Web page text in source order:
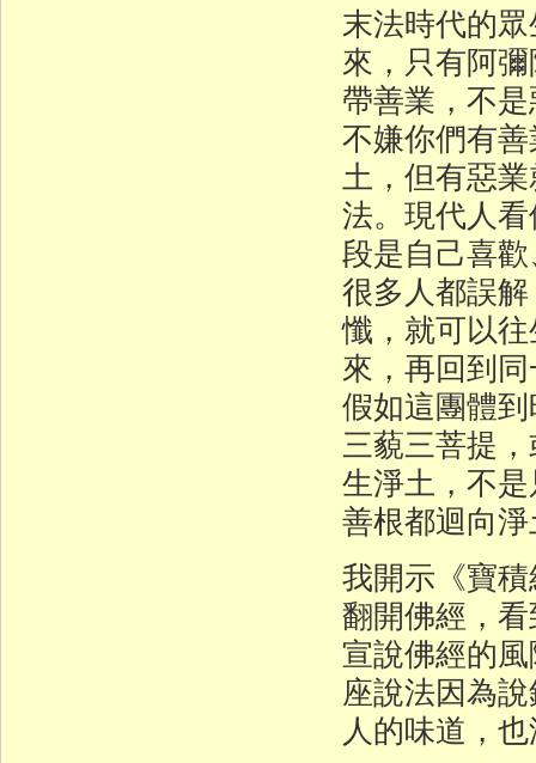
末法時代的
來，只有阿
帶善業，不
不嫌你們有
土，但有惡
法。現代人
段是自己喜
很多人都誤
懺，就可以
來，再回到
假如這團體
三藐三菩提
生淨土，不
善根都迴向
我開示《寶
翻開佛經，
宣說佛經的
座說法因為
人的味道，